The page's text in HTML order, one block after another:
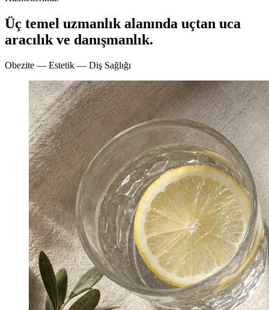
Üç temel uzmanlık alanında uçtan uca
aracılık ve danışmanlık.
Obezite — Estetik — Diş Sağlığı